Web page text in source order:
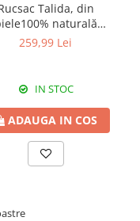
Talida, din
naturală
magenta, 8111
259,99 Lei
IN STOC
ADAUGA IN COS